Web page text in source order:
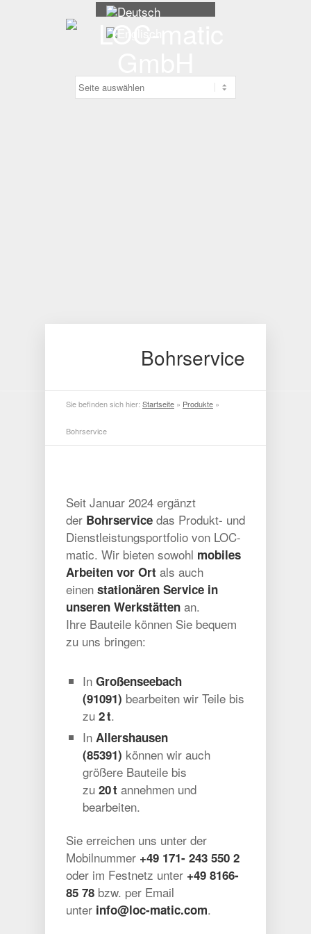
Bohrservice
Sie befinden sich hier: Startseite » Produkte »
Bohrservice
Seit Januar 2024 ergänzt
der Bohrservice das Produkt- und
Dienstleistungsportfolio von LOC-
matic. Wir bieten sowohl mobiles
Arbeiten vor Ort als auch
einen stationären Service in
unseren Werkstätten an.
Ihre Bauteile können Sie bequem
zu uns bringen:
In Großenseebach
(91091) bearbeiten wir Teile bis
zu 2 t.
In Allershausen
(85391) können wir auch
größere Bauteile bis
zu 20 t annehmen und
bearbeiten.
Sie erreichen uns unter der
Mobilnummer +49 171- 243 550 2
oder im Festnetz unter +49 8166-
85 78 bzw. per Email
unter info@loc-matic.com.